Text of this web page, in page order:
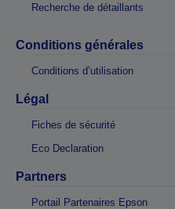
Recherche de détaillants
Conditions générales
Conditions d’utilisation
Légal
Fiches de sécurité
Eco Declaration
Partners
Portail Partenaires Epson